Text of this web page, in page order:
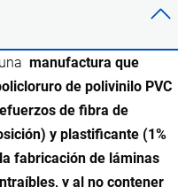
manufactura que
de polivinilo PVC
de fibra de
y plastificante (1%
fabricación de láminas
y al no contener